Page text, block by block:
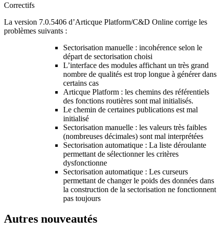
Correctifs
La version 7.0.5406 d’Articque Platform/C&D Online corrige les
problèmes suivants :
Sectorisation manuelle : incohérence selon le
départ de sectorisation choisi
L’interface des modules affichant un très grand
nombre de qualités est trop longue à générer dans
certains cas
Articque Platform : les chemins des référentiels
des fonctions routières sont mal initialisés.
Le chemin de certaines publications est mal
initialisé
Sectorisation manuelle : les valeurs très faibles
(nombreuses décimales) sont mal interprétées
Sectorisation automatique : La liste déroulante
permettant de sélectionner les critères
dysfonctionne
Sectorisation automatique : Les curseurs
permettant de changer le poids des données dans
la construction de la sectorisation ne fonctionnent
pas toujours
Autres nouveautés